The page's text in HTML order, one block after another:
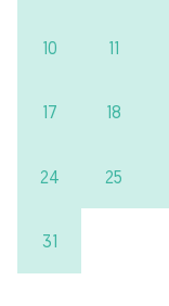
10 11
17 18
24 25
31